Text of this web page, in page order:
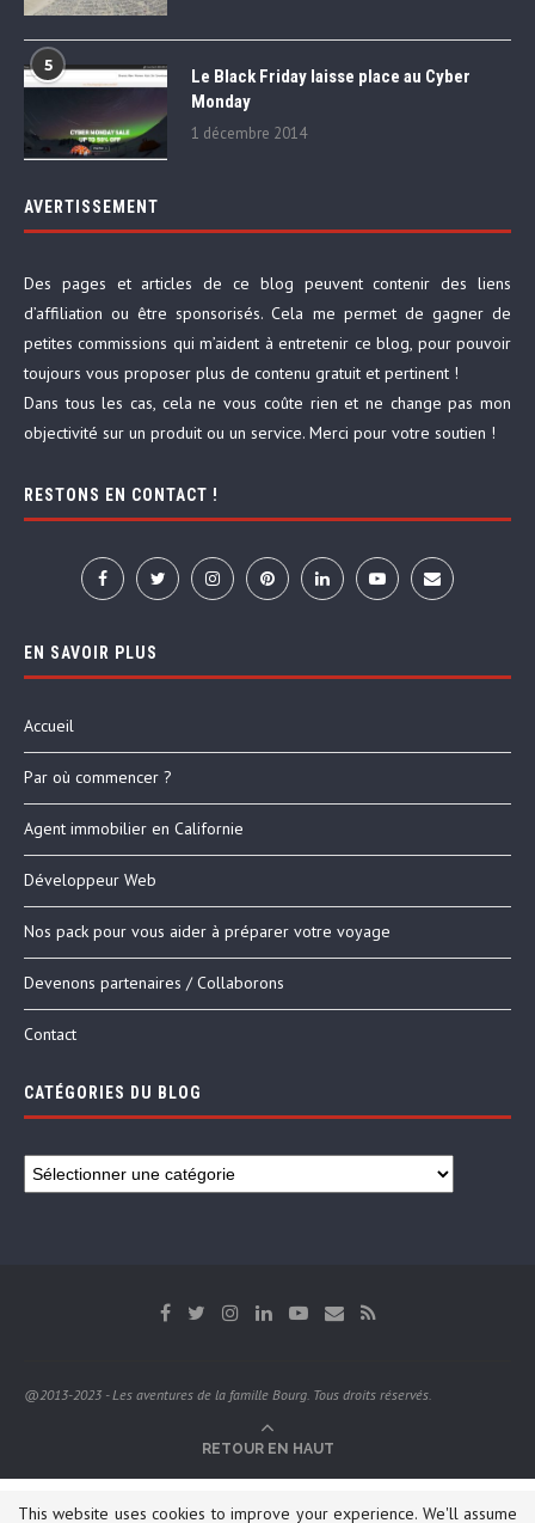
5
Le Black Friday laisse place au Cyber
Monday
1 décembre 2014
AVERTISSEMENT
Des pages et articles de ce blog peuvent contenir des liens
d’affiliation ou être sponsorisés. Cela me permet de gagner de
petites commissions qui m’aident à entretenir ce blog, pour pouvoir
toujours vous proposer plus de contenu gratuit et pertinent !
Dans tous les cas, cela ne vous coûte rien et ne change pas mon
objectivité sur un produit ou un service. Merci pour votre soutien !
RESTONS EN CONTACT !
EN SAVOIR PLUS
Accueil
Par où commencer ?
Agent immobilier en Californie
Développeur Web
Nos pack pour vous aider à préparer votre voyage
Devenons partenaires / Collaborons
Contact
CATÉGORIES DU BLOG
@2013-2023 - Les aventures de la famille Bourg. Tous droits réservés.
RETOUR EN HAUT
This website uses cookies to improve your experience. We'll assume